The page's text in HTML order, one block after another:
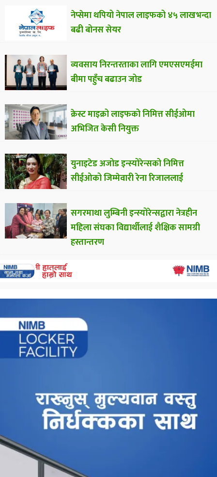
नेप्सेमा थपियो नेपाल लाइफको ४५ लाखभन्दा
बढी बोनस सेयर
व्यवसाय निरन्तरताका लागि एमएसएमईमा
बीमा पहुँच बढाउन जोड
क्रेस्ट माइक्रो लाइफको निमित्त सीईओमा
अभिजित केसी नियुक्त
युनाइटेड अजोड इन्स्योरेन्सको निमित्त
सीईओको जिम्मेवारी रेना रिजाललाई
सगरमाथा लुम्बिनी इन्स्योरेन्सद्वारा नेत्रहीन
महिला संघका विद्यार्थीलाई शैक्षिक सामग्री
हस्तान्तरण